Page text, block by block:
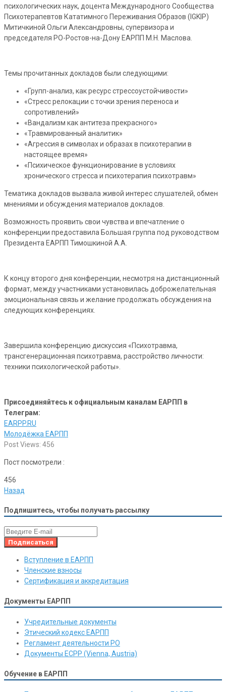
психологических наук, доцента Международного Сообщества
Психотерапевтов Кататимного Переживания Образов (IGKIP)
Митичкиной Ольги Александровны, супервизора и
председателя РО-Ростов-на-Дону ЕАРПП М.Н. Маслова.
Темы прочитанных докладов были следующими:
«Групп-анализ, как ресурс стрессоустойчивости»
«Стресс релокации с точки зрения переноса и
сопротивлений»
«Вандализм как антитеза прекрасного»
«Травмированный аналитик»
«Агрессия в символах и образах в психотерапии в
настоящее время»
«Психическое функционирование в условиях
хронического стресса и психотерапия психотравм»
Тематика докладов вызвала живой интерес слушателей, обмен
мнениями и обсуждения материалов докладов.
Возможность проявить свои чувства и впечатление о
конференции предоставила Большая группа под руководством
Президента ЕАРПП Тимошкиной А.А.
К концу второго дня конференции, несмотря на дистанционный
формат, между участниками установилась доброжелательная
эмоциональная связь и желание продолжать обсуждения на
следующих конференциях.
Завершила конференцию дискуссия «Психотравма,
трансгенерационная психотравма, расстройство личности:
техники психологической работы».
Присоединяйтесь к официальным каналам ЕАРПП в
Телеграм:
EARPP.RU
Молодёжка ЕАРПП
Post Views: 456
Пост посмотрели :
456
Назад
Подпишитесь, чтобы получать рассылку
Вступление в ЕАРПП
Членские взносы
Сертификация и аккредитация
Документы ЕАРПП
Учредительные документы
Этический кодекс ЕАРПП
Регламент деятельности РО
Документы ЕСРР (Vienna, Austria)
Обучение в ЕАРПП